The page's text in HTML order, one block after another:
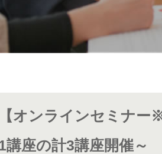
【オンラインセミナ
講座の計3講座開催～